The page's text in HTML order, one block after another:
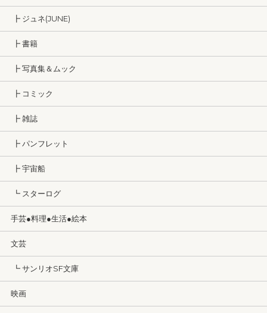
┣ ジュネ(JUNE)
┣ 書籍
┣ 写真集＆ムック
┣ コミック
┣ 雑誌
┣ パンフレット
┣ 宇宙船
┗ スターログ
手芸●料理●生活●絵本
文芸
┗ サンリオSF文庫
映画